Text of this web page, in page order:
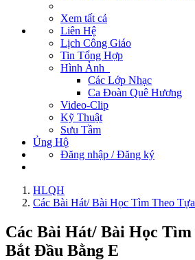
Xem tất cả
Liên Hệ
Lịch Công Giáo
Tin Tổng Hợp
Hình Ảnh
Các Lớp Nhạc
Ca Đoàn Quê Hương
Video-Clip
Kỹ Thuật
Sưu Tầm
Ủng Hộ
Đăng nhập / Đăng ký
HLQH
Các Bài Hát/ Bài Học Tìm Theo
Các Bài Hát/ Bài Học
Bắt Đầu Bằng E